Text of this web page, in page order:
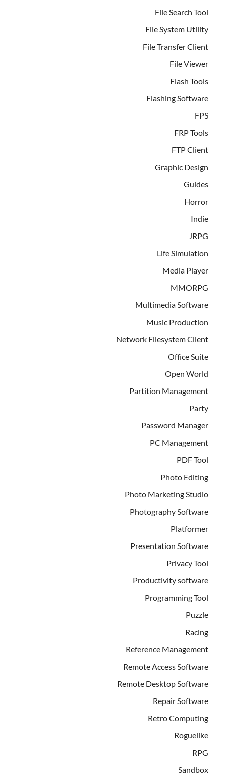
File Search Tool
File System Utility
File Transfer Client
File Viewer
Flash Tools
Flashing Software
FPS
FRP Tools
FTP Client
Graphic Design
Guides
Horror
Indie
JRPG
Life Simulation
Media Player
MMORPG
Multimedia Software
Music Production
Network Filesystem Client
Office Suite
Open World
Partition Management
Party
Password Manager
PC Management
PDF Tool
Photo Editing
Photo Marketing Studio
Photography Software
Platformer
Presentation Software
Privacy Tool
Productivity software
Programming Tool
Puzzle
Racing
Reference Management
Remote Access Software
Remote Desktop Software
Repair Software
Retro Computing
Roguelike
RPG
Sandbox